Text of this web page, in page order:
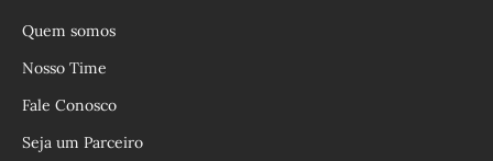
Quem somos
Nosso Time
Fale Conosco
Seja um Parceiro